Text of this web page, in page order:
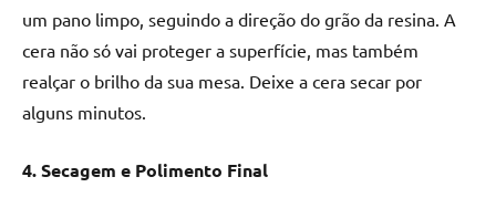
um pano limpo, seguindo a direção do grão da resina. A
cera não só vai proteger a superfície, mas também
realçar o brilho da sua mesa. Deixe a cera secar por
alguns minutos.
4. Secagem e Polimento Final